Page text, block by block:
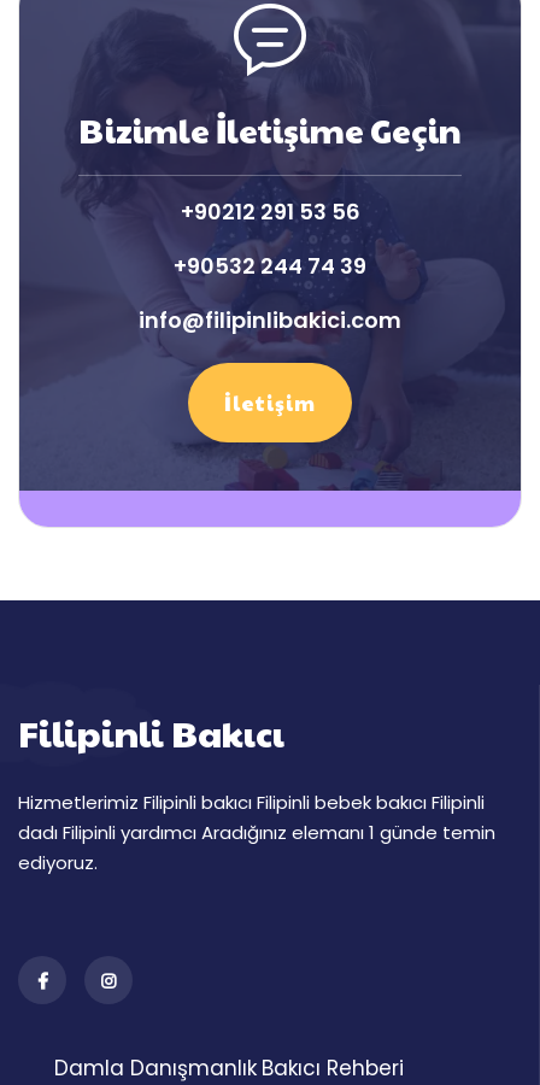
Bizimle İletişime Geçin
+90212 291 53 56
+90532 244 74 39
info@filipinlibakici.com
İletişim
Filipinli Bakıcı
Hizmetlerimiz Filipinli bakıcı Filipinli bebek bakıcı Filipinli
dadı Filipinli yardımcı Aradığınız elemanı 1 günde temin
ediyoruz.
Damla Danışmanlık Bakıcı Rehberi